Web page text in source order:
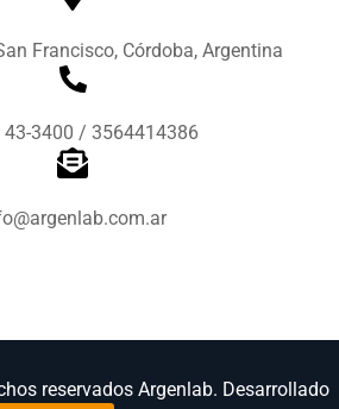
Francisco, Córdoba, Argentina
43-3400 / 3564414386
reservados Argenlab. Desarrollado